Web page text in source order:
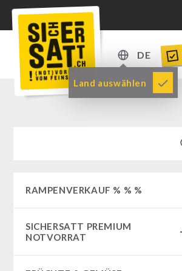
DE
DE
EN
Land auswählen
RAMPENVERKAUF % % %
SICHERSATT PREMIUM
NOTVORRAT